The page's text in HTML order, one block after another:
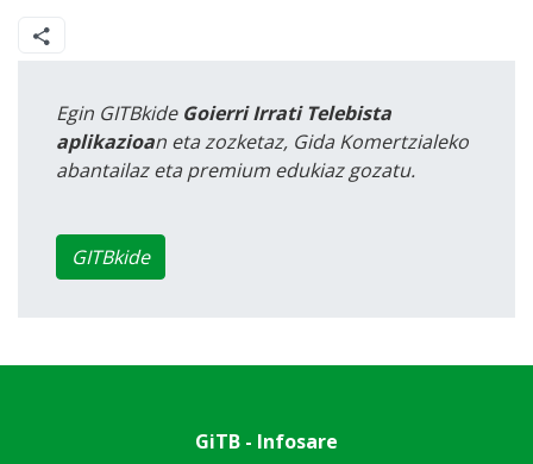
Egin GITBkide Goierri Irrati Telebista
aplikazioan eta zozketaz, Gida Komertzialeko
abantailaz eta premium edukiaz gozatu.
GITBkide
GiTB - Infosare